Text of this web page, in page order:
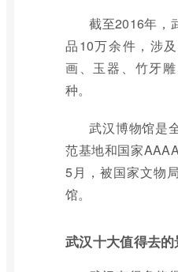
截至2016年，
品10万余件，涉
画、玉器、竹牙
种。
武汉博物馆是
范基地和国家
5月，被国家文物
馆。
武汉十大值得去